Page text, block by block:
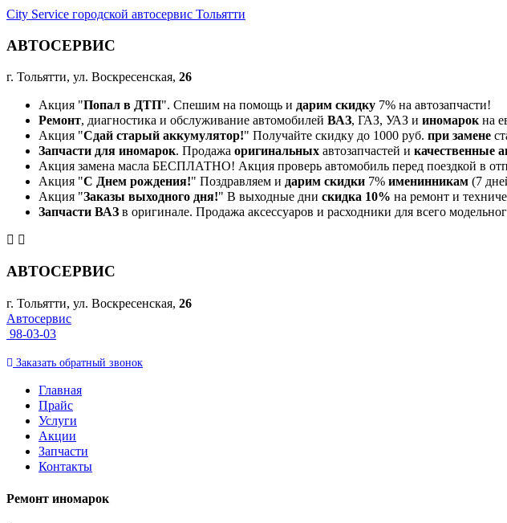
City Service городской автосервис Тольятти
АВТОСЕРВИС
г. Тольятти, ул. Воскресенская, 26
Акция "Попал в ДТП". Спешим на помощь и дарим скидку 7% на автозапчасти!
Ремонт, диагностика и обслуживание автомобилей ВАЗ, ГАЗ, УАЗ и иномарокна
Акция "Сдай старый аккумулятор!" Получайте скидку до 1000 руб. при замене
Запчасти для иномарок. Продажа оригинальных автозапчастей и качественные
Акция замена масла БЕСПЛАТНО! Акция проверь автомобиль перед поездкой
Акция "С Днем рождения!" Поздравляем и дарим скидки 7% именинникам (7
Акция "Заказы выходного дня!" В выходные дни скидка 10% на ремонт и
Запчасти ВАЗ в оригинале. Продажа аксессуаров и расходники для всего
АВТОСЕРВИС
г. Тольятти, ул. Воскресенская, 26
Автосервис
98-03-03
Заказать обратный звонок
Главная
Прайс
Услуги
Акции
Запчасти
Контакты
Ремонт иномарок